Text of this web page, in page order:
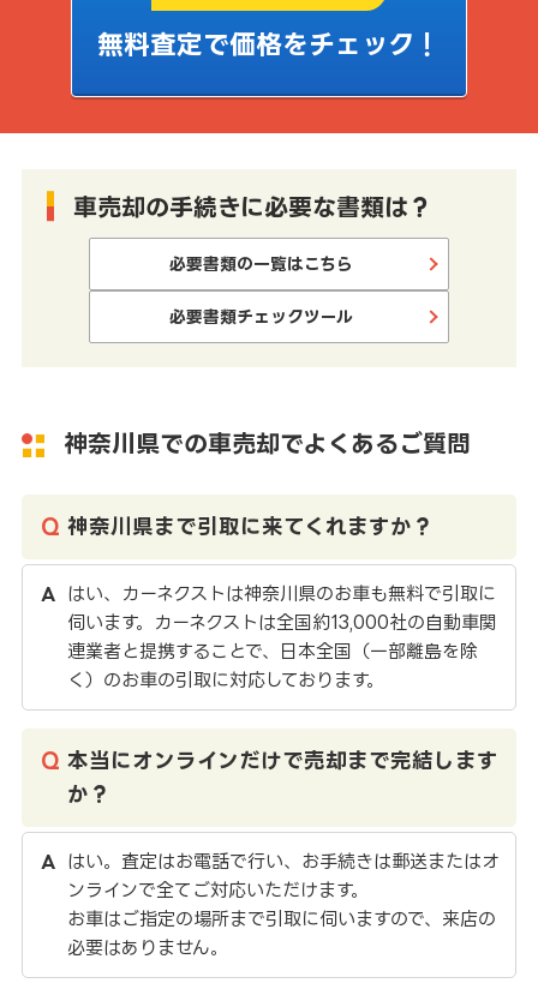
無料査定で価格をチェック！
車売却の手続きに必要な書類は？
必要書類の一覧はこちら
必要書類チェックツール
神奈川県での車売却でよくあるご質問
神奈川県まで引取に来てくれますか？
はい、カーネクストは神奈川県のお車も無料で引取に
伺います。カーネクストは全国約13,000社の自動車関
連業者と提携することで、日本全国（一部離島を除
く）のお車の引取に対応しております。
本当にオンラインだけで売却まで完結します
か？
はい。査定はお電話で行い、お手続きは郵送またはオ
ンラインで全てご対応いただけます。
お車はご指定の場所まで引取に伺いますので、来店の
必要はありません。